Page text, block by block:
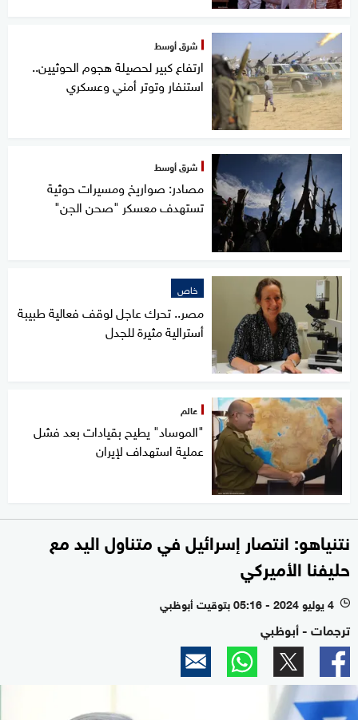
شرق أوسط
ارتفاع كبير لحصيلة هجوم الحوثيين..
استنفار وتوتر أمني وعسكري
شرق أوسط
مصادر: صواريخ ومسيرات حوثية
تستهدف معسكر "صحن الجن"
خاص
مصر.. تحرك عاجل لوقف فعالية طبيبة
أسترالية مثيرة للجدل
عالم
"الموساد" يطيح بقيادات بعد فشل
عملية استهداف لإيران
نتنياهو: انتصار إسرائيل في متناول اليد مع
حليفنا الأميركي
l 4 يوليو 2024 - 05:16 بتوقيت أبوظبي
ترجمات - أبوظبي